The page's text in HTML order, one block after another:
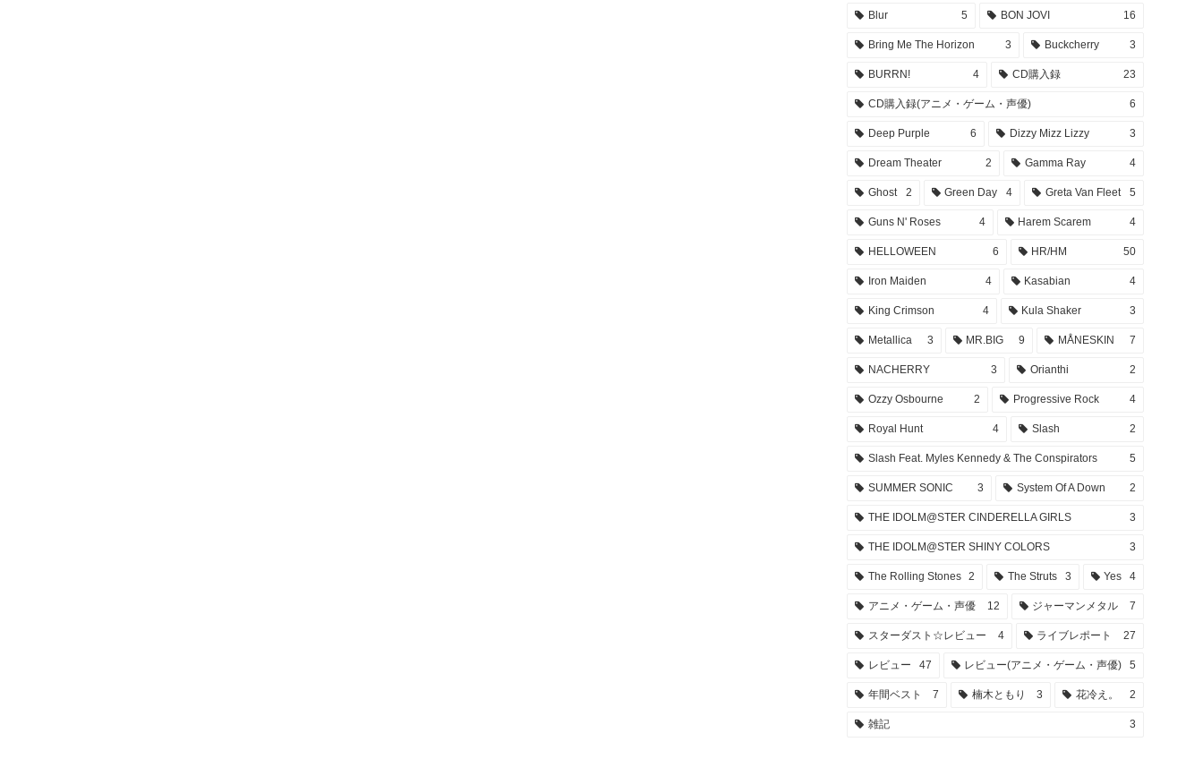
Blur 5 BON JOVI 16
Bring Me The Horizon 3 Buckcherry 3
BURRN! 4 CD購入録 23
CD購入録(アニメ・ゲーム・声優) 6
Deep Purple 6 Dizzy Mizz Lizzy 3
Dream Theater 2 Gamma Ray 4
Ghost 2 Green Day 4 Greta Van Fleet 5
Guns N' Roses 4 Harem Scarem 4
HELLOWEEN 6 HR/HM 50
Iron Maiden 4 Kasabian 4
King Crimson 4 Kula Shaker 3
Metallica 3 MR.BIG 9 MÅNESKIN 7
NACHERRY 3 Orianthi 2
Ozzy Osbourne 2 Progressive Rock 4
Royal Hunt 4 Slash 2
Slash Feat. Myles Kennedy & The Conspirators 5
SUMMER SONIC 3 System Of A Down 2
THE IDOLM@STER CINDERELLA GIRLS 3
THE IDOLM@STER SHINY COLORS 3
The Rolling Stones 2 The Struts 3 Yes 4
アニメ・ゲーム・声優 12 ジャーマンメタル 7
スターダスト☆レビュー 4 ライブレポート 27
レビュー 47 レビュー(アニメ・ゲーム・声優) 5
年間ベスト 7 楠木ともり 3 花冷え。 2
雑記 3